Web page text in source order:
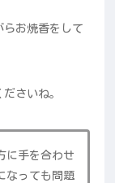
らお焼香をして
さいね。
に手を合わせ
なっても問題